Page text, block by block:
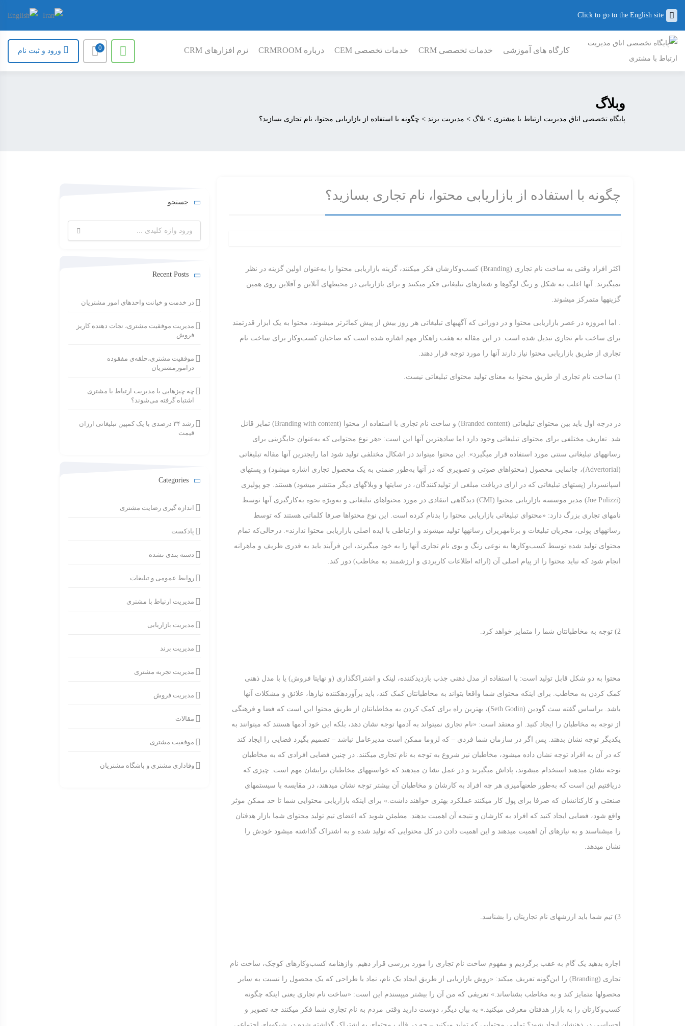
Click to go to the English site
کارگاه های آموزشی خدمات تخصصی CRM خدمات تخصصی CEM درباره CRMROOM نرم افزارهای CRM 0 ورود و ثبت نام
وبلاگ
پایگاه تخصصی اتاق مدیریت ارتباط با مشتری > بلاگ > مدیریت برند > چگونه با استفاده از بازاریابی محتوا، نام تجاری بسازید؟
چگونه با استفاده از بازاریابی محتوا، نام تجاری بسازید؟
اکثر افراد وقتی به ساخت نام تجاری (Branding) کسب‌وکارشان فکر می‏کنند، گزینه بازاریابی محتوا را به‌عنوان اولین گزینه در نظر
نمی‏گیرند. آنها اغلب به شکل و رنگ لوگوها و شعارهای تبلیغاتی فکر می‏کنند و برای بازاریابی در محیط‏های آنلاین و آفلاین روی همین
گزینه‏ها متمرکز می‏شوند.
. اما امروزه در عصر بازاریابی محتوا و در دورانی که آگهی‏های تبلیغاتی هر روز بیش از پیش کم‏اثرتر می‏شوند، محتوا به یک ابزار قدرتمند
برای ساخت نام تجاری تبدیل شده است. در این مقاله به هفت راهکار مهم اشاره شده است که صاحبان کسب‌وکار برای ساخت نام
تجاری از طریق بازاریابی محتوا نیاز دارند آنها را مورد توجه قرار دهند.
1) ساخت نام تجاری از طریق محتوا به معنای تولید محتوای تبلیغاتی نیست.
در درجه اول باید بین محتوای تبلیغاتی (Branded content) و ساخت نام تجاری با استفاده از محتوا (Branding with content) تمایز قائل
شد. تعاریف مختلفی برای محتوای تبلیغاتی وجود دارد اما ساده‏ترین آنها این است: «هر نوع محتوایی که به‌عنوان جایگزینی برای
رسانه‏های تبلیغاتی سنتی مورد استفاده قرار می‏گیرد». این محتوا می‏تواند در اشکال‏ مختلفی تولید شود اما رایج‏ترین آنها مقاله تبلیغاتی
(Advertorial)، جانمایی محصول (محتواهای صوتی و تصویری که در آنها به‌طور ضمنی به یک محصول تجاری اشاره می‏شود) و پست‏های
اسپانسردار (پست‏های تبلیغاتی که در ازای دریافت مبلغی از تولیدکنندگان، در سایت‏ها و وبلاگ‏های دیگر منتشر می‏شود) هستند. جو پولیزی
(Joe Pulizzi) مدیر موسسه بازاریابی محتوا (CMI) دیدگاهی انتقادی در مورد محتواهای تبلیغاتی و به‌ویژه نحوه به‌کارگیری آنها توسط
نام‏های تجاری بزرگ دارد: «محتوای تبلیغاتی بازاریابی محتوا را بدنام کرده است. این نوع محتواها صرفا کلماتی هستند که توسط
رسانه‏های پولی، مجریان تبلیغات و برنامه‏ریزان رسانه‏ها تولید می‏شوند و ارتباطی با ایده اصلی بازاریابی محتوا ندارند». درحالی‌که تمام
محتوای تولید شده توسط کسب‌وکارها به نوعی رنگ و بوی نام تجاری آنها را به خود می‏گیرند، این فرآیند باید به قدری ظریف و ماهرانه
انجام شود که نباید محتوا را از پیام اصلی آن (ارائه اطلاعات کاربردی و ارزشمند به مخاطب) دور کند.
2) توجه به مخاطبان‏تان شما را متمایز خواهد کرد.
محتوا به دو شکل قابل تولید است: با استفاده از مدل ذهنی جذب بازدیدکننده، لینک و اشتراک‏گذاری (و نهایتا فروش) یا با مدل ذهنی
کمک کردن به مخاطب. برای اینکه محتوای شما واقعا بتواند به مخاطبان‏تان کمک کند، باید برآورده‏کننده نیازها، علائق و مشکلات آنها
باشد. براساس گفته سث گودین (Seth Godin)، بهترین راه برای کمک کردن به مخاطبان‏تان از طریق محتوا این است که فضا و فرهنگی
از توجه به مخاطبان را ایجاد کنید. او معتقد است: «نام تجاری نمی‏تواند به آدم‏ها توجه نشان دهد، بلکه این خود آدم‏ها هستند که می‏توانند به
یکدیگر توجه نشان بدهند. پس اگر در سازمان شما فردی – که لزوما ممکن است مدیرعامل نباشد – تصمیم بگیرد فضایی را ایجاد کند
که در آن به افراد توجه نشان داده می‏شود، مخاطبان نیز شروع به توجه به نام تجاری می‏کنند. در چنین فضایی افرادی که به مخاطبان
توجه نشان می‏دهند استخدام می‏شوند، پاداش می‏گیرند و در عمل نشا ن می‏دهند که خواسته‏های مخاطبان برایشان مهم است. چیزی که
دریافتیم این است که به‌طور طعنه‏آمیزی هر چه افراد به کارشان و مخاطبان آن بیشتر توجه نشان می‏دهند، در مقایسه با سیستم‏های
صنعتی و کارکنان‏شان که صرفا برای پول کار می‏کنند عملکرد بهتری خواهند داشت.» برای اینکه بازاریابی محتوایی شما تا حد ممکن موثر
واقع شود، فضایی ایجاد کنید که افراد به کارشان و نتیجه آن اهمیت بدهند. مطمئن شوید که اعضای تیم تولید محتوای شما بازار هدف‏تان
را می‏شناسند و به نیازهای آن اهمیت می‏دهند و این اهمیت دادن در کل محتوایی که تولید شده و به اشتراک گذاشته می‏شود خودش را
نشان می‏دهد.
3) تیم شما باید ارزش‏های نام تجاری‏تان را بشناسد.
اجازه بدهید یک گام به عقب برگردیم و مفهوم ساخت نام تجاری را مورد بررسی قرار دهیم. واژه‏نامه کسب‌وکارهای کوچک، ساخت نام
تجاری (Branding) را این‌گونه تعریف می‏کند: «روش بازاریابی از طریق ایجاد یک نام، نماد یا طراحی که یک محصول را نسبت به سایر
محصول‏ها متمایز کند و به مخاطب بشناساند.» تعریفی که من آن را بیشتر می‏پسندم این است: «ساخت نام تجاری یعنی اینکه چگونه
کسب‌وکارتان را به بازار هدف‏تان معرفی می‏کنید.» به بیان دیگر، دوست دارید وقتی مردم به نام تجاری شما فکر می‏کنند چه تصویر و
جستجو
برای:
Recent Posts
در خدمت و خیانت واحدهای امور مشتریان
مدیریت موفقیت مشتری، نجات دهنده کاریز
فروش
موفقیت مشتری،حلقه‌ی مفقوده
درامورمشتریان
چه چیزهایی با مدیریت ارتباط با مشتری
اشتباه گرفته می‌شوند؟
رشد ۳۴ درصدی با یک کمپین تبلیغاتی ارزان
قیمت
Categories
اندازه گیری رضایت مشتری
پادکست
دسته بندی نشده
روابط عمومی و تبلیغات
مدیریت ارتباط با مشتری
مدیریت بازاریابی
مدیریت برند
مدیریت تجربه مشتری
مدیریت فروش
مقالات
موفقیت مشتری
وفاداری مشتری و باشگاه مشتریان